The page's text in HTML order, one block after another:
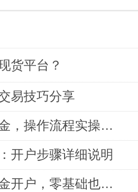
货平台？
易技巧分享
新手快速开户现货黄金，操作流程实操详解
开户步骤详细说明
如何快速完成现货黄金开户，零基础也能轻松上手